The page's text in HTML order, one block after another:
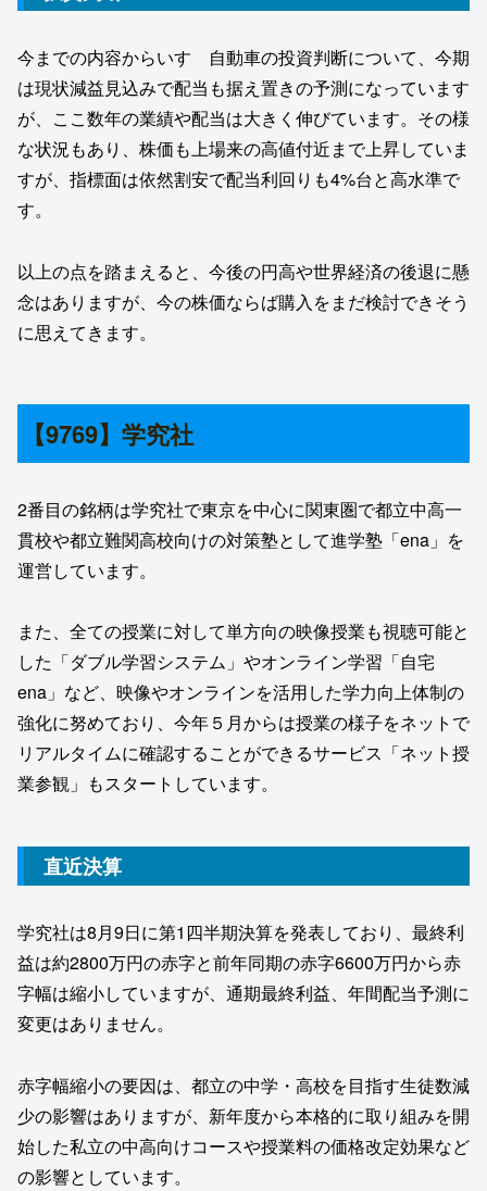
今までの内容からいすゞ自動車の投資判断について、今期
は現状減益見込みで配当も据え置きの予測になっています
が、ここ数年の業績や配当は大きく伸びています。その様
な状況もあり、株価も上場来の高値付近まで上昇していま
すが、指標面は依然割安で配当利回りも4%台と高水準で
す。
以上の点を踏まえると、今後の円高や世界経済の後退に懸
念はありますが、今の株価ならば購入をまだ検討できそう
に思えてきます。
【9769】学究社
2番目の銘柄は学究社で東京を中心に関東圏で都立中高一
貫校や都立難関高校向けの対策塾として進学塾「ena」を
運営しています。
また、全ての授業に対して単方向の映像授業も視聴可能と
した「ダブル学習システム」やオンライン学習「自宅
ena」など、映像やオンラインを活用した学力向上体制の
強化に努めており、今年５月からは授業の様子をネットで
リアルタイムに確認することができるサービス「ネット授
業参観」もスタートしています。
直近決算
学究社は8月9日に第1四半期決算を発表しており、最終利
益は約2800万円の赤字と前年同期の赤字6600万円から赤
字幅は縮小していますが、通期最終利益、年間配当予測に
変更はありません。
赤字幅縮小の要因は、都立の中学・高校を目指す生徒数減
少の影響はありますが、新年度から本格的に取り組みを開
始した私立の中高向けコースや授業料の価格改定効果など
の影響としています。